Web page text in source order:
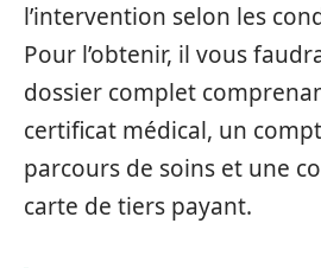
l’intervention selon les
Pour l’obtenir, il vous
dossier complet
certificat médical, un
parcours de soins et une
carte de tiers payant.